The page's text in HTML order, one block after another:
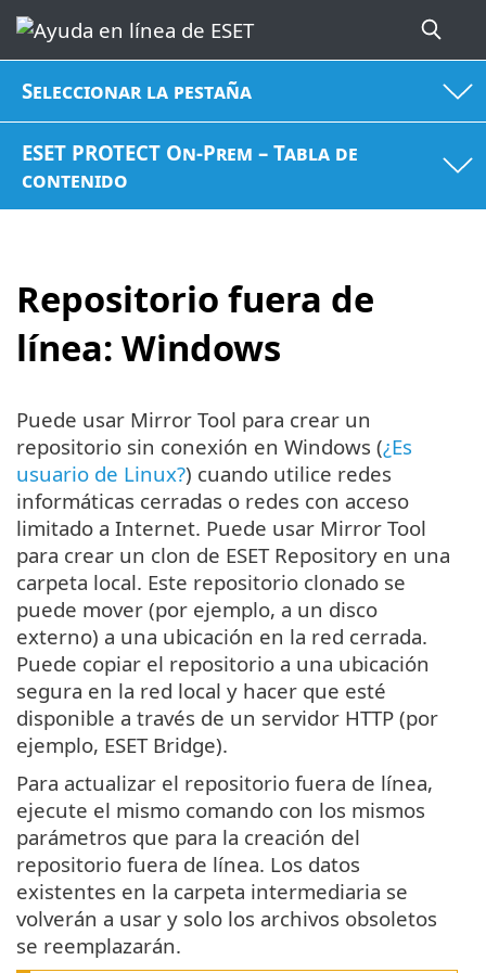
Seleccionar la pestaña
ESET PROTECT On-Prem – Tabla de
contenido
Repositorio fuera de
línea: Windows
Puede usar Mirror Tool para crear un
repositorio sin conexión en Windows (¿Es
usuario de Linux?) cuando utilice redes
informáticas cerradas o redes con acceso
limitado a Internet. Puede usar Mirror Tool
para crear un clon de ESET Repository en una
carpeta local. Este repositorio clonado se
puede mover (por ejemplo, a un disco
externo) a una ubicación en la red cerrada.
Puede copiar el repositorio a una ubicación
segura en la red local y hacer que esté
disponible a través de un servidor HTTP (por
ejemplo, ESET Bridge).
Para actualizar el repositorio fuera de línea,
ejecute el mismo comando con los mismos
parámetros que para la creación del
repositorio fuera de línea. Los datos
existentes en la carpeta intermediaria se
volverán a usar y solo los archivos obsoletos
se reemplazarán.